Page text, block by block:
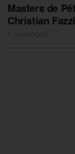
Masters de
Christian